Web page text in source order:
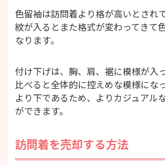
色留袖は訪問着より格が高いとされ
紋が入るとまた格式が変わってきて
なります。
付け下げは、胸、肩、裾に模様が入
比べると全体的に控えめな模様にな
より下であるため、よりカジュアル
ができます。
訪問着を売却する方法